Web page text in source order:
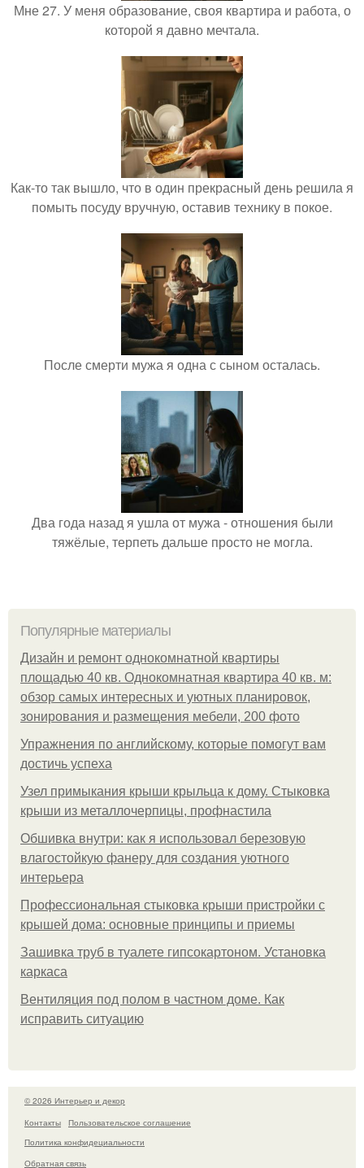
Мне 27. У меня образование, своя квартира и работа, о
которой я давно мечтала.
Как-то так вышло, что в один прекрасный день решила я
помыть посуду вручную, оставив технику в покое.
После смерти мужа я одна с сыном осталась.
Два года назад я ушла от мужа - отношения были
тяжёлые, терпеть дальше просто не могла.
Популярные материалы
Дизайн и ремонт однокомнатной квартиры
площадью 40 кв. Однокомнатная квартира 40 кв. м:
обзор самых интересных и уютных планировок,
зонирования и размещения мебели, 200 фото
Упражнения по английскому, которые помогут вам
достичь успеха
Узел примыкания крыши крыльца к дому. Стыковка
крыши из металлочерпицы, профнастила
Обшивка внутри: как я использовал березовую
влагостойкую фанеру для создания уютного
интерьера
Профессиональная стыковка крыши пристройки с
крышей дома: основные принципы и приемы
Зашивка труб в туалете гипсокартоном. Установка
каркаса
Вентиляция под полом в частном доме. Как
исправить ситуацию
© 2026 Интерьер и декор
Контакты
Пользовательское соглашение
Политика конфидециальности
Обратная связь